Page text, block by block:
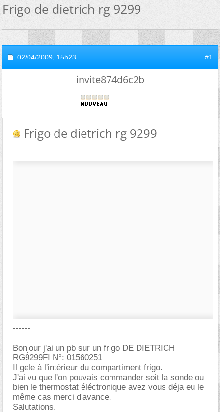
Frigo de dietrich rg 9299
02/04/2009, 15h23 #1
invite874d6c2b
Frigo de dietrich rg 9299
------
Bonjour j'ai un pb sur un frigo DE DIETRICH
RG9299FI N°: 01560251
Il gele à l'intérieur du compartiment frigo.
J'ai vu que l'on pouvais commander soit la sonde ou
bien le thermostat éléctronique avez vous déja eu le
même cas merci d'avance.
Salutations.